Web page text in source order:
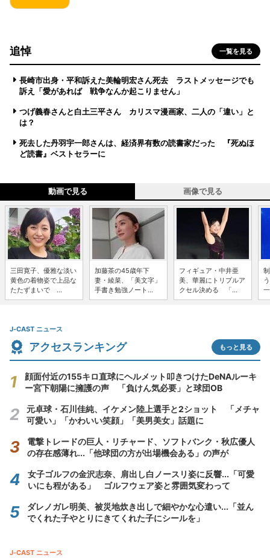
追悼 一覧を見る
長崎市出身・平和訴えた美輪明宏さん死去 ラストメッセージでも
訴え「愛があれば 戦争なんか起こりません」
つげ義春さんと白土三平さん カリスマ漫画家、二人の「違い」と
は？
死去した丹羽宇一郎さんは、経済界有数の読書家だった 『死ぬほ
ど読書』ベストセラーに
動画で見る 画像で見る
三田寛子、優雅な淡い
黄色の着物姿で上品な
たたずまいで ...
加藤茶の45歳年下
妻・綾菜、「美文字」
手書き勉強ノート...
フィギュア・中井亜
美、華麗にトリプルア
クセル決める 「...
J-CAST ニュース
アクセスランキング もっと見る
顔面付近の155キロ直球にヘルメット叩きつけたDeNAルーキ
ー宮下朝陽に擁護の声 「負けん気必要」と球団OB
元卓球・石川佳純、イケメン陸上選手と2ショット 「メチャ
可愛い」「かわいい笑顔」「美男美女」話題に
電撃トレードの巨人・リチャード、ソフトバンク・秋広優人
の存在感薄れ...「他球団の方が出場機会ある」の声が
女子ゴルフの金沢志奈、肩出し白ノースリ姿に反響...「可愛
いにも程がある」 ゴルフウェア姿と雰囲気変わって
ダレノガレ明美、被災地炊き出しで細やかな心遣い...「並ん
でくれた子やとりにきてくれた子にシールを」
J-CAST ニュース